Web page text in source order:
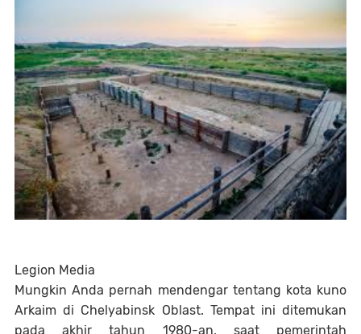
Legion Media
Mungkin Anda pernah mendengar tentang kota kuno
Arkaim di Chelyabinsk Oblast. Tempat ini ditemukan
pada akhir tahun 1980-an, saat pemerintah